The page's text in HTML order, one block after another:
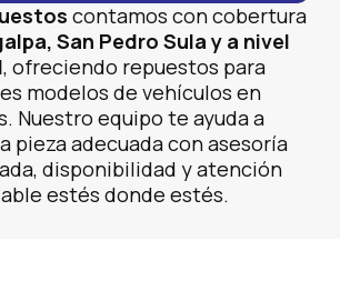
contamos con cobertura
San Pedro Sula y a nivel
, ofreciendo repuestos para
modelos de vehículos en
Nuestro equipo te ayuda a
pieza adecuada con asesoría
disponibilidad y atención
estés donde estés.